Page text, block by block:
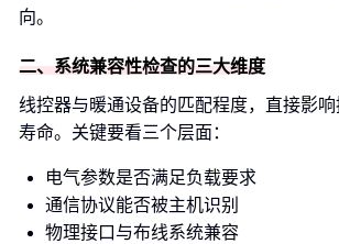
向。
二、系统兼容性检查的三大维度
线控器与暖通设备的匹配程度，直接影
寿命。关键要看三个层面：
电气参数是否满足负载要求
通信协议能否被主机识别
物理接口与布线系统兼容